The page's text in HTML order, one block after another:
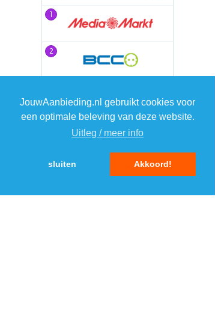
JouwAanbieding.nl gebruikt cookies voor
een optimale beleving van deze website.
Uitleg / meer info
sluiten Akkoord!
1
2